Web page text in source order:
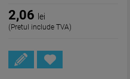
2,06 lei
(Pretul include TVA)